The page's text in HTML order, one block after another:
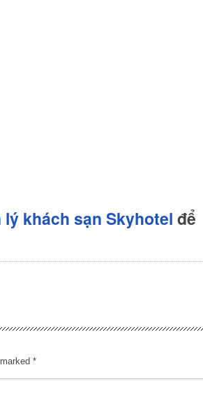
lý khách sạn Skyhotel để
*